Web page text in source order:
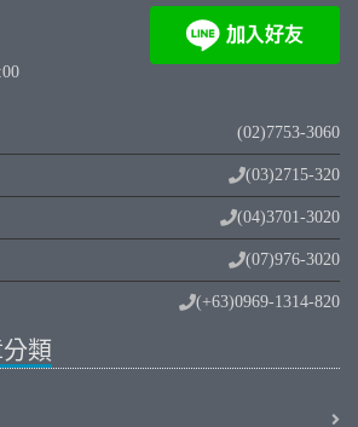
(02)7753-3060
(03)2715-320
(04)3701-3020
(07)976-3020
(+63)0969-1314-820
類